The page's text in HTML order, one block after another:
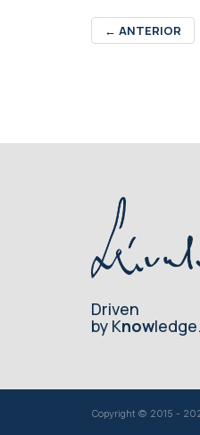
← ANTERIOR
Driven
by Knowledge.
Copyright © 2015 -